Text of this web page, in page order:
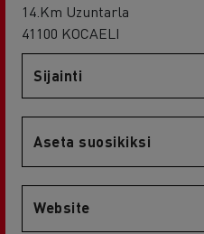
14.Km Uzuntarla
41100 KOCAELI
Sijainti
Aseta suosikiksi
Website